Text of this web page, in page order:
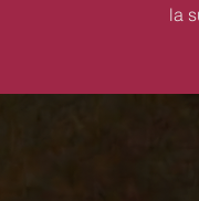
la